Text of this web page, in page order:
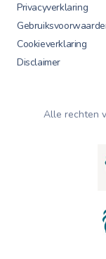
Privacyverklaring
Cookieverklaring
Disclaimer
Alle rechten